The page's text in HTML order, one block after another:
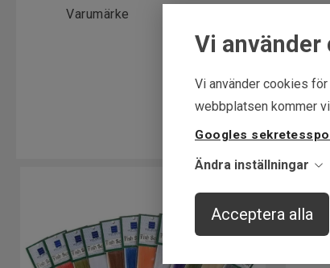
Vi använder
Vi använder cookies
webbplatsen kommer
Googles
Ändra inställningar
Acceptera alla
Varumärke